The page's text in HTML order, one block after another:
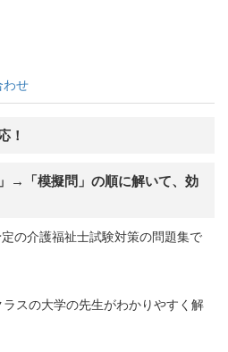
わせ
！
→「模擬問」の順に解いて、効
の介護福祉士試験対策の問題集で
スの大学の先生がわかりやすく解